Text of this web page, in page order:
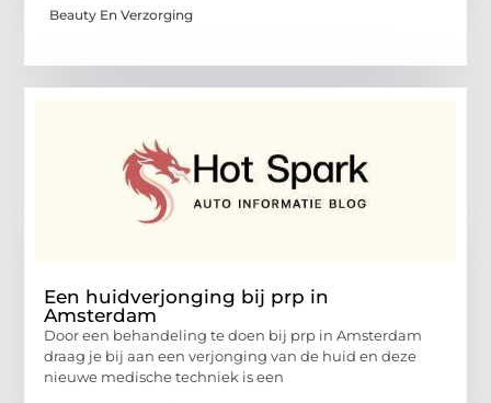
Beauty En Verzorging
Een huidverjonging bij prp in
Amsterdam
Door een behandeling te doen bij prp in Amsterdam
draag je bij aan een verjonging van de huid en deze
nieuwe medische techniek is een